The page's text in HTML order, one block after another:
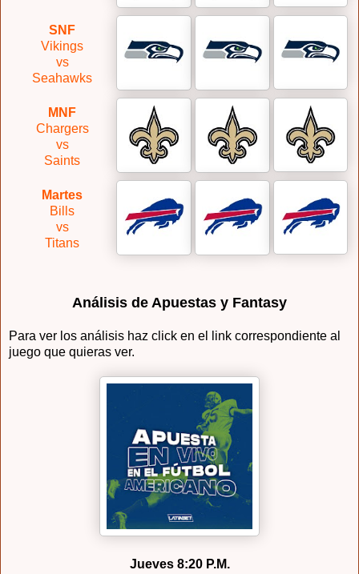
SNF
Vikings
vs
Seahawks
MNF
Chargers
vs
Saints
Martes
Bills
vs
Titans
Análisis de Apuestas y Fantasy
Para ver los análisis haz click en el link correspondiente al
juego que quieras ver.
Jueves 8:20 P.M.